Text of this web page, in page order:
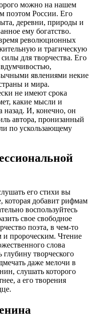
можно на нашем
поэтом России. Его
деревни, природы и
ему богатство.
революционных
и трагическую
для творчества. Его
явлениями некие
и мира.
не имеют срока
какие мысли и
назад. И, конечно, он
автора, пронизанный
по ускользающему
его стихи вы
которая добавит рифмам
воспользуйтесь
свое свободное
поэта, в чем-то
и пророческим. Чтение
слова
творческого
даже мелочи в
слушать которого
а его творения